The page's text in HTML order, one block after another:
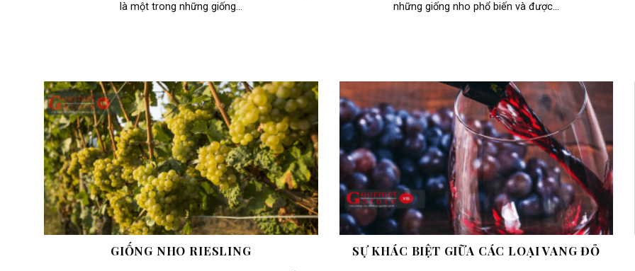
là một trong những giống...
những giống nho phổ biến và được...
GIỐNG NHO RIESLING SỰ KHÁC BIỆT GIỮA CÁC LOẠI VANG ĐỎ